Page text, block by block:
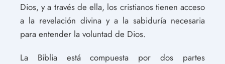
Dios, y a través de ella, los cristianos tienen acceso
a la revelación divina y a la sabiduría necesaria
para entender la voluntad de Dios.
La Biblia está compuesta por dos partes